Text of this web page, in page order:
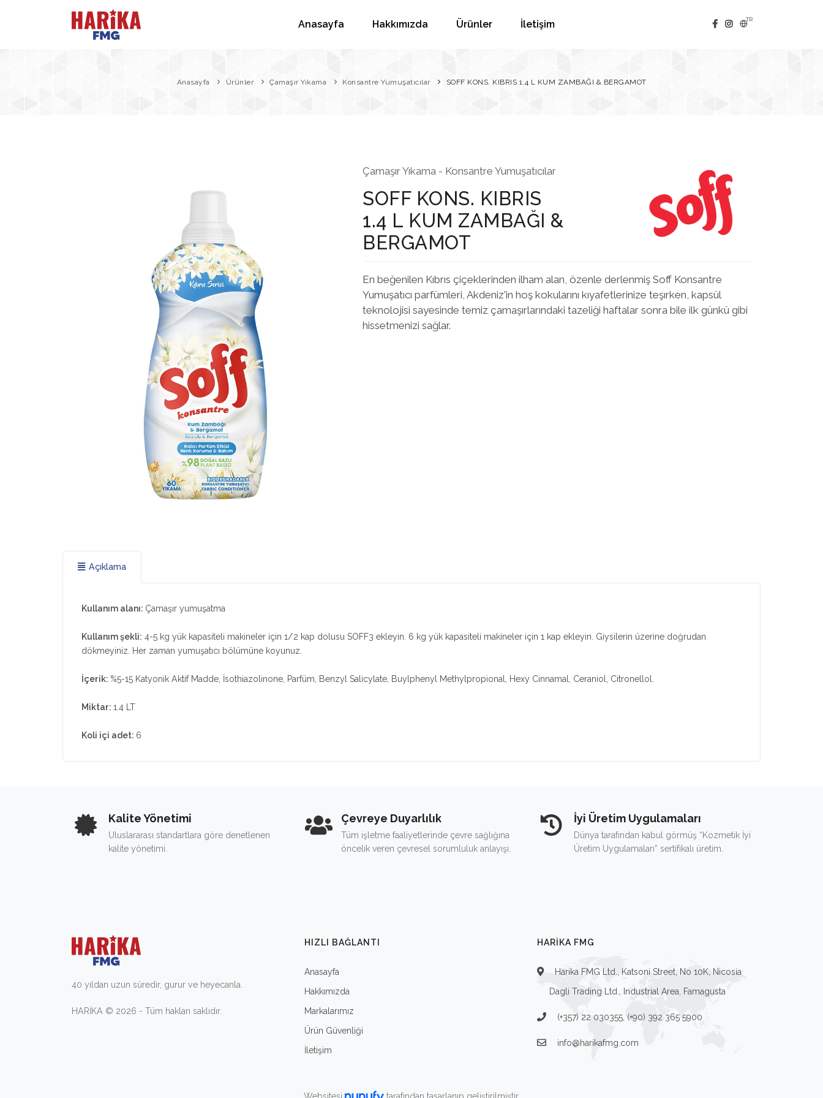
TR
Anasayfa Hakkımızda Ürünler İletişim
Anasayfa Ürünler Çamaşır Yıkama Konsantre Yumuşatıcılar SOFF KONS. KIBRIS 1.4 L KUM ZAMBAĞI & BERGAMOT
Çamaşır Yıkama - Konsantre Yumuşatıcılar
SOFF KONS. KIBRIS
1.4 L KUM ZAMBAĞI &
BERGAMOT
En beğenilen Kıbrıs çiçeklerinden ilham alan, özenle derlenmiş Soff Konsantre
Yumuşatıcı parfümleri, Akdeniz'in hoş kokularını kıyafetlerinize teşırken, kapsül
teknolojisi sayesinde temiz çamaşırlarındaki tazeliği haftalar sonra bile ilk günkü gibi
hissetmenizi sağlar.
Açıklama
Kullanım alanı: Çamaşır yumuşatma
Kullanım şekli: 4-5 kg yük kapasiteli makineler için 1/2 kap dolusu SOFF3 ekleyin. 6 kg yük kapasiteli makineler için 1 kap ekleyin. Giysilerin üzerine doğrudan
dökmeyiniz. Her zaman yumuşatıcı bölümüne koyunuz.
İçerik: %5-15 Katyonik Aktif Madde, İsothiazolinone, Parfüm, Benzyl Salicylate, Buylphenyl Methylpropional, Hexy Cinnamal, Ceraniol, Citronellol.
Miktar: 1.4 LT
Koli içi adet: 6
Kalite Yönetimi
Uluslararası standartlara göre denetlenen
kalite yönetimi.
Çevreye Duyarlılık
Tüm işletme faaliyetlerinde çevre sağlığına
öncelik veren çevresel sorumluluk anlayışı.
İyi Üretim Uygulamaları
Dünya tarafından kabul görmüş “Kozmetik İyi
Üretim Uygulamaları” sertifikalı üretim.
40 yıldan uzun süredir, gurur ve heyecanla.
HARİKA © 2026 - Tüm hakları saklıdır.
HIZLI BAĞLANTI
Anasayfa
Hakkımızda
Markalarımız
Ürün Güvenliği
İletişim
HARIKA FMG
Harika FMG Ltd., Katsoni Street, No 10K, Nicosia
Dagli Trading Ltd., Industrial Area, Famagusta
(+357) 22 030355, (+90) 392 365 5900
info@harikafmg.com
Websitesi tarafından tasarlanıp geliştirilmiştir.